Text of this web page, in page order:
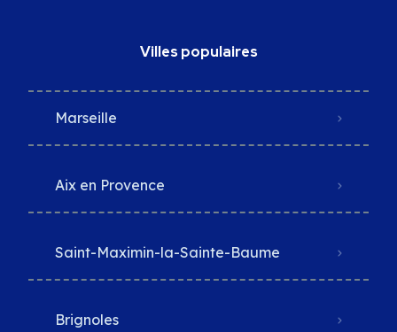
Villes populaires
Marseille
Aix en Provence
Saint-Maximin-la-Sainte-Baume
Brignoles